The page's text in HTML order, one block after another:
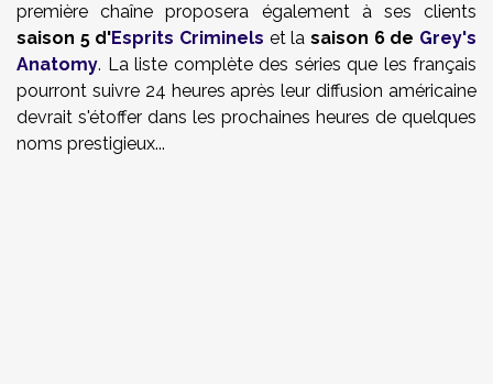
première chaîne proposera également à ses clients
saison 5 d'Esprits Criminels et lasaison 6 de Grey's
Anatomy. La liste complète des séries que les français
pourront suivre 24 heures après leur diffusion américaine
devrait s'étoffer dans les prochaines heures de quelques
noms prestigieux...